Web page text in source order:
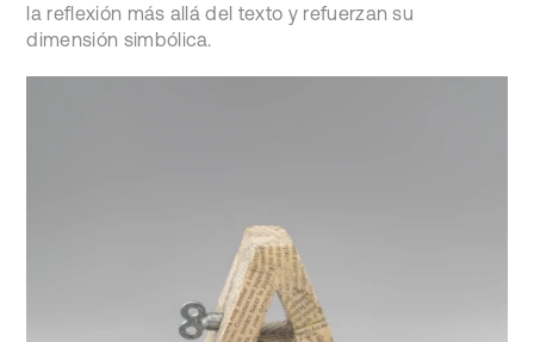
la reflexión más allá del texto y refuerzan su
dimensión simbólica.